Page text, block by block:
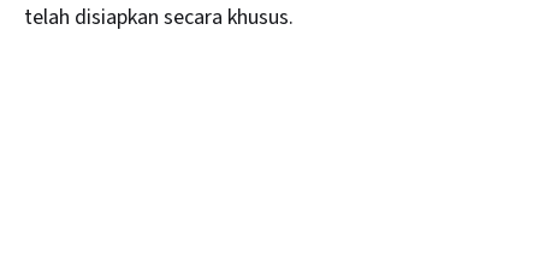
telah disiapkan secara khusus.